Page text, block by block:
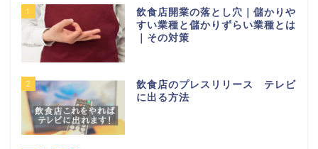
1
飲食店開業の落とし穴｜儲かりや
すい業種と儲かりずらい業種とは
｜その対策
2
飲食店のプレスリリース テレビ
に出る方法